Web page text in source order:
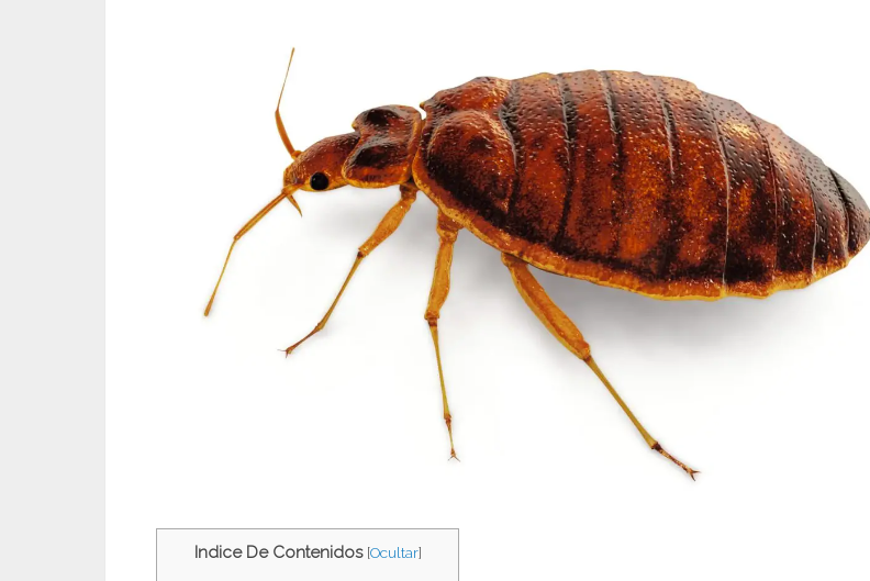
Indice De Contenidos [Ocultar]